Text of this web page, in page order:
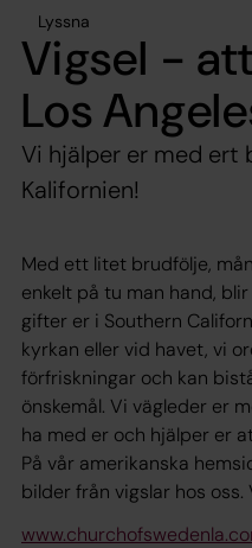
Lyssna
Vigsel -
Los
Vi hjälper er med ert
Kalifornien!
Med ett litet brudfölje,
enkelt på tu man hand,
gifter er i Southern
kyrkan eller vid havet, vi
förfriskningar och kan
önskemål. Vi vägleder er
ha med er och hjälper er
På vår amerikanska
bilder från vigslar hos oss.